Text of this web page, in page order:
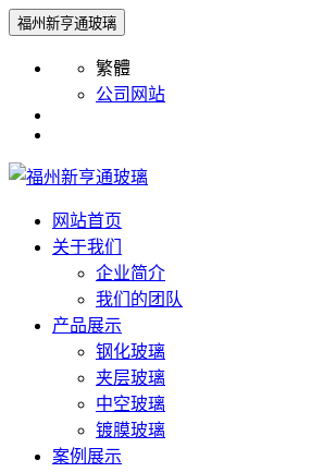
福州新亨通玻璃
繁體
公司网站
网站首页
关于我们
企业简介
我们的团队
产品展示
钢化玻璃
夹层玻璃
中空玻璃
镀膜玻璃
案例展示